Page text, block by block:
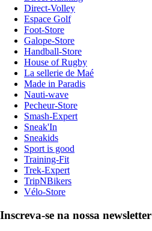
Direct-Volley
Espace Golf
Foot-Store
Galope-Store
Handball-Store
House of Rugby
La sellerie de Maé
Made in Paradis
Nauti-wave
Pecheur-Store
Smash-Expert
Sneak'In
Sneakids
Sport is good
Training-Fit
Trek-Expert
TripNBikers
Vélo-Store
Inscreva-se na nossa newsletter